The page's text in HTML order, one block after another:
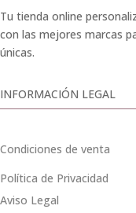
Tu tienda online
con las mejores marcas
únicas.
INFORMACIÓN LEGAL
Condiciones de venta
Política de Privacidad
Aviso Legal